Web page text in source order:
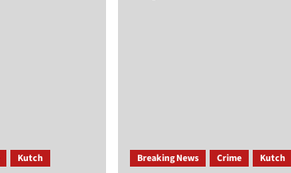
Kutch Breaking News Crime Kutch